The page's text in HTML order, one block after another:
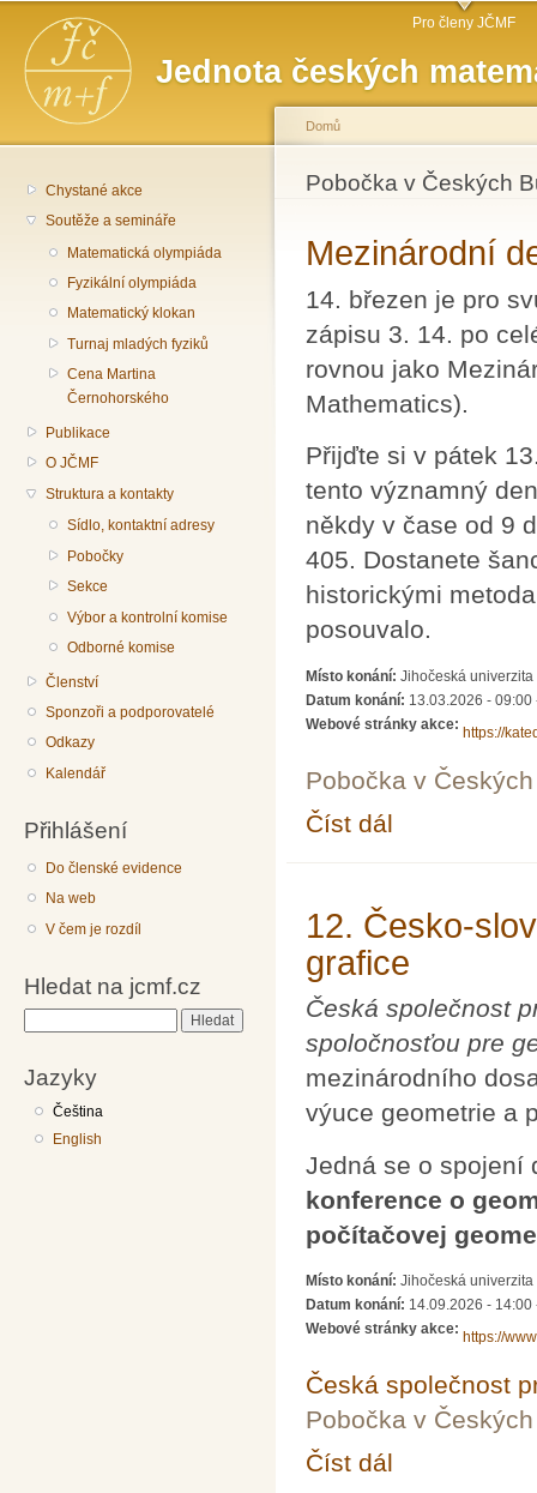
Jednota českých
Hlavní menu Pro členy JČMF
Chystané akce
Soutěže a semináře
Matematická olympiáda
Fyzikální olympiáda
Matematický klokan
Turnaj mladých fyziků
Cena Martina
Černohorského
Publikace
O JČMF
Struktura a kontakty
Sídlo, kontaktní adresy
Pobočky
Sekce
Výbor a kontrolní komise
Odborné komise
Členství
Sponzoři a podporovatelé
Odkazy
Kalendář
Přihlášení
Do členské evidence
Na web
V čem je rozdíl
Hledat na jcmf.cz
Jazyky
Čeština
English
Jste zde
Domů
Pobočka v Českých
Mezinárodní
14. březen je pro
zápisu 3. 14. po
rovnou jako
Mathematics).
Přijďte si v pátek
tento významný
někdy v čase od 9
405. Dostanete
historickými
posouvalo.
Místo konání: Jihočeská
Datum konání: 13.03.2026 - 09:00
Webové stránky akce:
https://
Pobočka v
Číst dál
12. Česko-
grafice
Česká společnost
spoločnosťou pre
mezinárodního
výuce geometrie a
Jedná se o spojení
konference o
počítačovej
Místo konání: Jihočeská
Datum konání: 14.09.2026 - 14:00
Webové stránky akce:
https://
Česká společnost
Pobočka v
Číst dál